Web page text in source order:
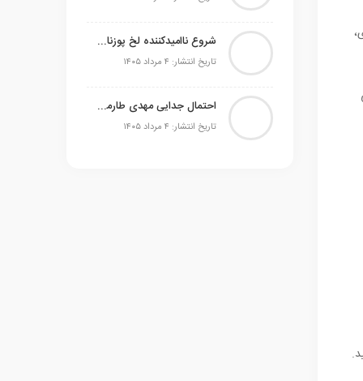
شروع ناامیدکننده لخ پوزنان و صیادمنشو در اکستراکلاسا
تاریخ انتشار: ۴ مرداد ۱۴۰۵
احتمال جدایی مهدی طارمی از المپیاکوس مطرح است
تاریخ انتشار: ۴ مرداد ۱۴۰۵